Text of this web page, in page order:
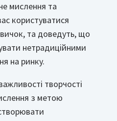
мислення та
користуватися
та доведуть, що
нетрадиційними
на ринку.
творчості
з метою